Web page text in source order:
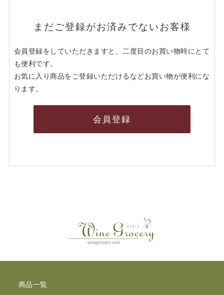
まだご登録がお済みでないお客様
会員登録をしていただきますと、二度目のお買い物時にとて
も便利です。
お気に入り商品をご登録いただけるなどお買い物が便利にな
ります。
会員登録
商品一覧